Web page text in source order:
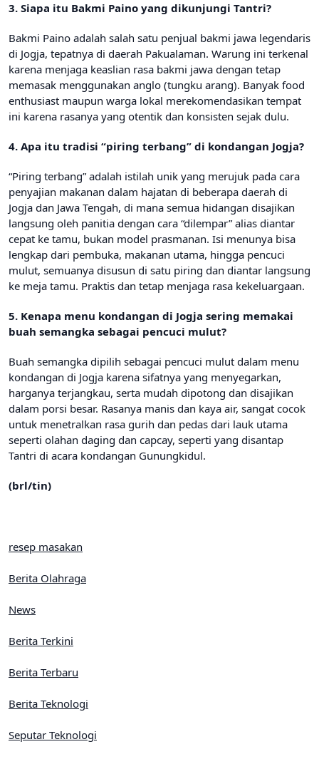
3. Siapa itu Bakmi Paino yang dikunjungi Tantri?
Bakmi Paino adalah salah satu penjual bakmi jawa legendaris
di Jogja, tepatnya di daerah Pakualaman. Warung ini terkenal
karena menjaga keaslian rasa bakmi jawa dengan tetap
memasak menggunakan anglo (tungku arang). Banyak food
enthusiast maupun warga lokal merekomendasikan tempat
ini karena rasanya yang otentik dan konsisten sejak dulu.
4. Apa itu tradisi “piring terbang” di kondangan Jogja?
“Piring terbang” adalah istilah unik yang merujuk pada cara
penyajian makanan dalam hajatan di beberapa daerah di
Jogja dan Jawa Tengah, di mana semua hidangan disajikan
langsung oleh panitia dengan cara “dilempar” alias diantar
cepat ke tamu, bukan model prasmanan. Isi menunya bisa
lengkap dari pembuka, makanan utama, hingga pencuci
mulut, semuanya disusun di satu piring dan diantar langsung
ke meja tamu. Praktis dan tetap menjaga rasa kekeluargaan.
5. Kenapa menu kondangan di Jogja sering memakai
buah semangka sebagai pencuci mulut?
Buah semangka dipilih sebagai pencuci mulut dalam menu
kondangan di Jogja karena sifatnya yang menyegarkan,
harganya terjangkau, serta mudah dipotong dan disajikan
dalam porsi besar. Rasanya manis dan kaya air, sangat cocok
untuk menetralkan rasa gurih dan pedas dari lauk utama
seperti olahan daging dan capcay, seperti yang disantap
Tantri di acara kondangan Gunungkidul.
(brl/tin)
resep masakan
Berita Olahraga
News
Berita Terkini
Berita Terbaru
Berita Teknologi
Seputar Teknologi